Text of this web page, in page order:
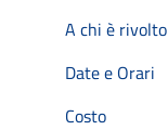
A chi è rivolto
Date e Orari
Costo